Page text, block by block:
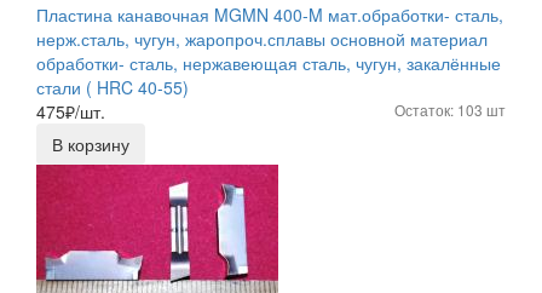
Пластина канавочная MGMN 400-M мат.обработки- сталь,
нерж.сталь, чугун, жаропроч.сплавы основной материал
обработки- сталь, нержавеющая сталь, чугун, закалённые
стали ( HRC 40-55)
475₽/шт. Остаток: 103 шт
В корзину